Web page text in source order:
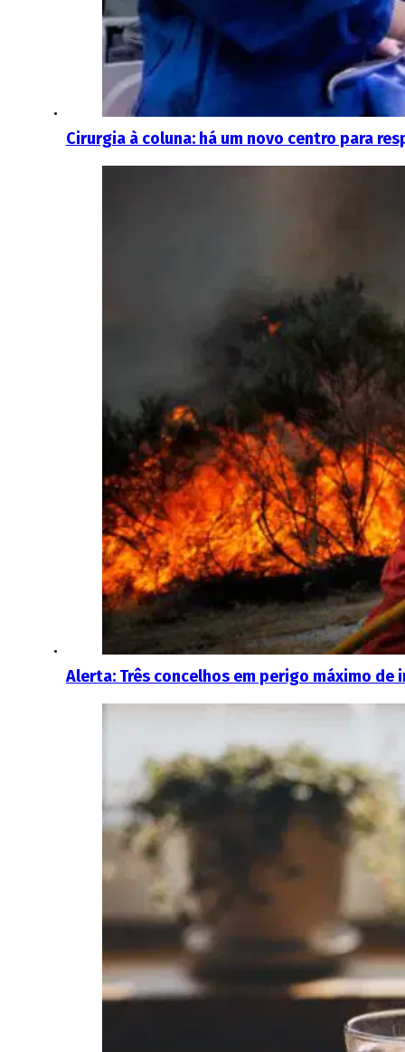
Cirurgia à coluna: há um novo centro para
Alerta: Três concelhos em perigo máximo de